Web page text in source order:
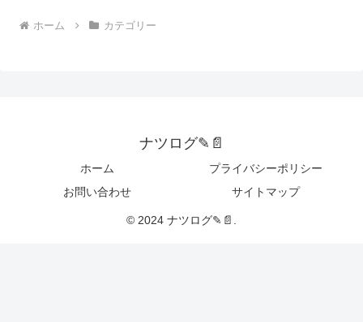
ホーム カテゴリー
ナツログ✎📄
ホーム
プライバシーポリシー
お問い合わせ
サイトマップ
© 2024 ナツログ✎📄.